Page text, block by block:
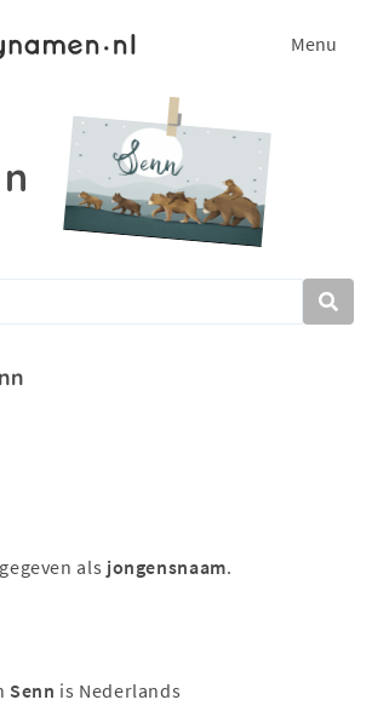
Menu
als jongensnaam.
Senn is Nederlands